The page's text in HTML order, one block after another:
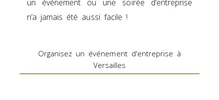
un événement ou une soirée d’entreprise
n’a jamais été aussi facile !
Organisez un événement d'entreprise à
Versailles